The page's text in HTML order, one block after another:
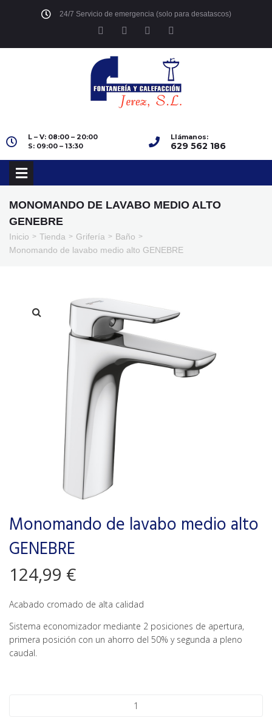
24/7 Servicio de emergencia (solo para desatascos)
L – V: 08:00 – 20:00
S: 09:00 – 13:30
Llámanos:
629 562 186
MONOMANDO DE LAVABO MEDIO ALTO
GENEBRE
Inicio > Tienda > Grifería > Baño >
Monomando de lavabo medio alto GENEBRE
Monomando de lavabo medio alto
GENEBRE
124,99 €
Acabado cromado de alta calidad
Sistema economizador mediante 2 posiciones de apertura,
primera posición con un ahorro del 50% y segunda a pleno
caudal.